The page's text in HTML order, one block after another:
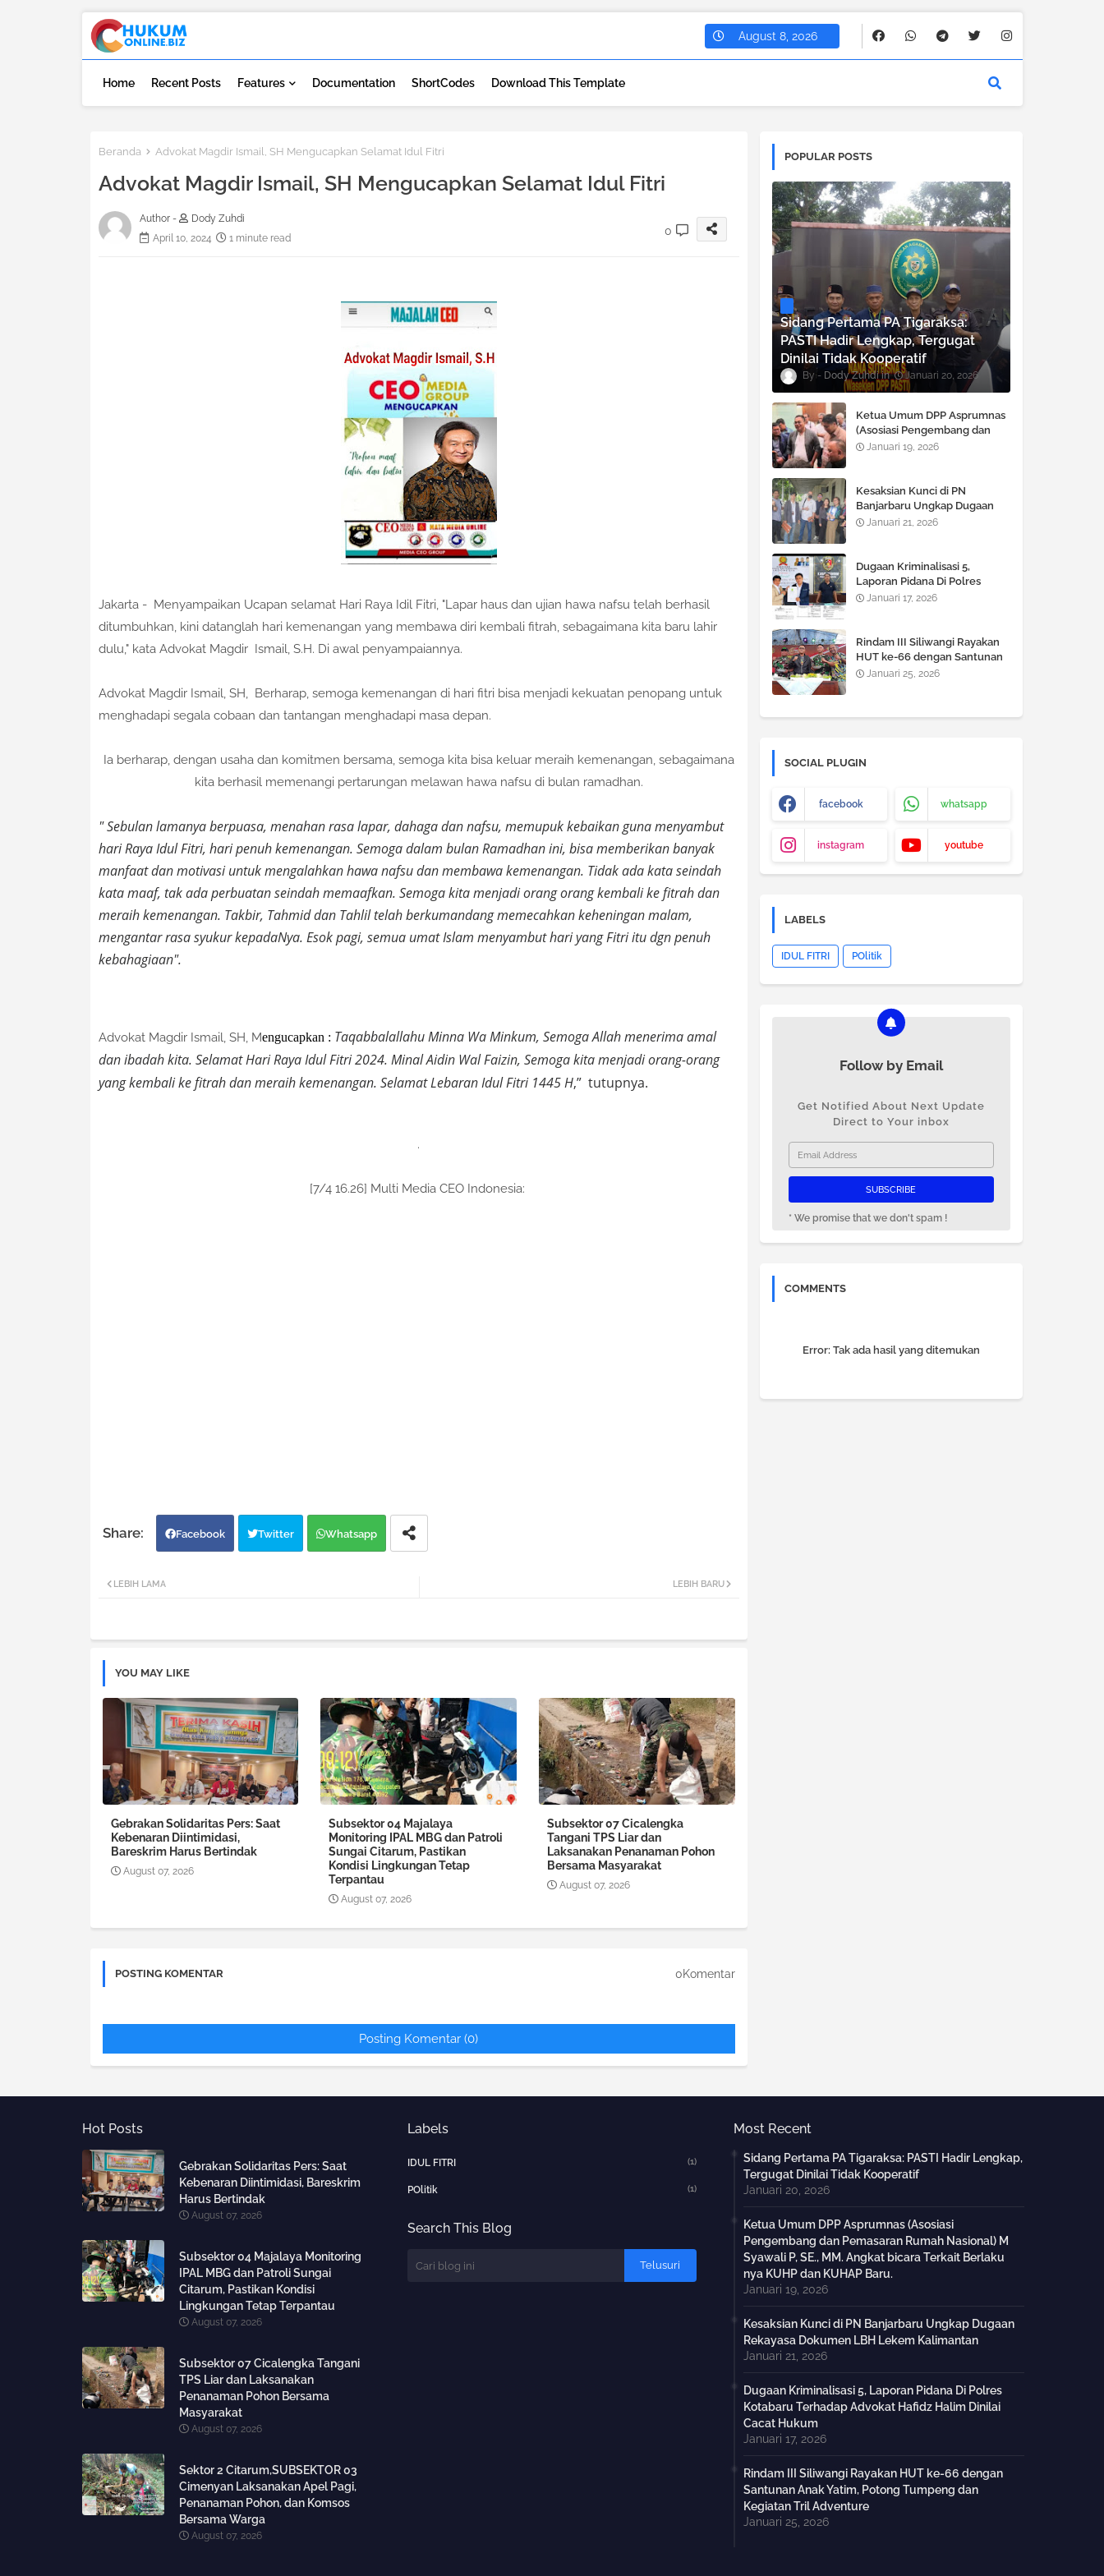
August 8, 2026
Home Recent Posts Features Documentation ShortCodes Download This Template
Beranda Advokat Magdir Ismail, SH Mengucapkan Selamat Idul Fitri
Advokat Magdir Ismail, SH Mengucapkan Selamat Idul Fitri
Author -
Dody Zuhdi
April 10, 2024
1 minute read
0
Jakarta - Menyampaikan Ucapan selamat Hari Raya Idil Fitri, "Lapar haus dan ujian hawa nafsu telah berhasil
ditumbuhkan, kini datanglah hari kemenangan yang membawa diri kembali fitrah, sebagaimana kita baru lahir
dulu," kata Advokat Magdir Ismail, S.H. Di awal penyampaiannya.
Advokat Magdir Ismail, SH, Berharap, semoga kemenangan di hari fitri bisa menjadi kekuatan penopang untuk
menghadapi segala cobaan dan tantangan menghadapi masa depan.
Ia berharap, dengan usaha dan komitmen bersama, semoga kita bisa keluar meraih kemenangan, sebagaimana
kita berhasil memenangi pertarungan melawan hawa nafsu di bulan ramadhan.
" Sebulan lamanya berpuasa, menahan rasa lapar, dahaga dan nafsu, memupuk kebaikan guna menyambut
hari Raya Idul Fitri, hari penuh kemenangan. Semoga dalam bulan Ramadhan ini, bisa memberikan banyak
manfaat dan motivasi untuk mengalahkan hawa nafsu dan membawa kemenangan. Tidak ada kata seindah
kata maaf, tak ada perbuatan seindah memaafkan. Semoga kita menjadi orang orang kembali ke fitrah dan
meraih kemenangan. Takbir, Tahmid dan Tahlil telah berkumandang memecahkan keheningan malam,
mengantar rasa syukur kepadaNya. Esok pagi, semua umat Islam menyambut hari yang Fitri itu dgn penuh
kebahagiaan".
Advokat Magdir Ismail, SH, Mengucapkan : Taqabbalallahu Minna Wa Minkum, Semoga Allah menerima amal
dan ibadah kita. Selamat Hari Raya Idul Fitri 2024. Minal Aidin Wal Faizin, Semoga kita menjadi orang-orang
yang kembali ke fitrah dan meraih kemenangan. Selamat Lebaran Idul Fitri 1445 H,” tutupnya.
.
[7/4 16.26] Multi Media CEO Indonesia:
Facebook Twitter Whatsapp
LEBIH BARU
LEBIH LAMA
YOU MAY LIKE
Gebrakan Solidaritas Pers: Saat
Kebenaran Diintimidasi,
Bareskrim Harus Bertindak
August 07, 2026
Subsektor 04 Majalaya
Monitoring IPAL MBG dan Patroli
Sungai Citarum, Pastikan
Kondisi Lingkungan Tetap
Terpantau
August 07, 2026
Subsektor 07 Cicalengka
Tangani TPS Liar dan
Laksanakan Penanaman Pohon
Bersama Masyarakat
August 07, 2026
POSTING KOMENTAR 0Komentar
Posting Komentar (0)
POPULAR POSTS
Sidang Pertama PA Tigaraksa:
PASTI Hadir Lengkap, Tergugat
Dinilai Tidak Kooperatif
Dody Zuhdi Januari 20, 2026
Ketua Umum DPP Asprumnas
(Asosiasi Pengembang dan
Pemasaran Rumah Nasional)
KUHP dan KUHAP Baru.
Januari 19, 2026
Kesaksian Kunci di PN
Banjarbaru Ungkap Dugaan
Rekayasa Dokumen LBH
Januari 21, 2026
Dugaan Kriminalisasi 5,
Laporan Pidana Di Polres
Kotabaru Terhadap Advokat
Januari 17, 2026
Rindam III Siliwangi Rayakan
HUT ke-66 dengan Santunan
Anak Yatim, Potong Tumpeng
Januari 25, 2026
SOCIAL PLUGIN
facebook whatsapp
instagram youtube
LABELS
IDUL FITRI POlitik
Follow by Email
Get Notified About Next Update
Direct to Your inbox
* We promise that we don't spam !
COMMENTS
Error: Tak ada hasil yang ditemukan
Hot Posts
Gebrakan Solidaritas Pers: Saat
Kebenaran Diintimidasi, Bareskrim
Harus Bertindak
August 07, 2026
Subsektor 04 Majalaya Monitoring
IPAL MBG dan Patroli Sungai
Citarum, Pastikan Kondisi
Lingkungan Tetap Terpantau
August 07, 2026
Subsektor 07 Cicalengka Tangani
TPS Liar dan Laksanakan
Penanaman Pohon Bersama
Masyarakat
August 07, 2026
Sektor 2 Citarum,SUBSEKTOR 03
Cimenyan Laksanakan Apel Pagi,
Penanaman Pohon, dan Komsos
Bersama Warga
August 07, 2026
Labels
IDUL FITRI (1)
POlitik (1)
Search This Blog
Most Recent
Sidang Pertama PA Tigaraksa: PASTI Hadir Lengkap,
Tergugat Dinilai Tidak Kooperatif
Januari 20, 2026
Ketua Umum DPP Asprumnas (Asosiasi
Pengembang dan Pemasaran Rumah Nasional) M
Syawali P, SE., MM. Angkat bicara Terkait Berlaku
nya KUHP dan KUHAP Baru.
Januari 19, 2026
Kesaksian Kunci di PN Banjarbaru Ungkap Dugaan
Rekayasa Dokumen LBH Lekem Kalimantan
Januari 21, 2026
Dugaan Kriminalisasi 5, Laporan Pidana Di Polres
Kotabaru Terhadap Advokat Hafidz Halim Dinilai
Cacat Hukum
Januari 17, 2026
Rindam III Siliwangi Rayakan HUT ke-66 dengan
Santunan Anak Yatim, Potong Tumpeng dan
Kegiatan Tril Adventure
Januari 25, 2026